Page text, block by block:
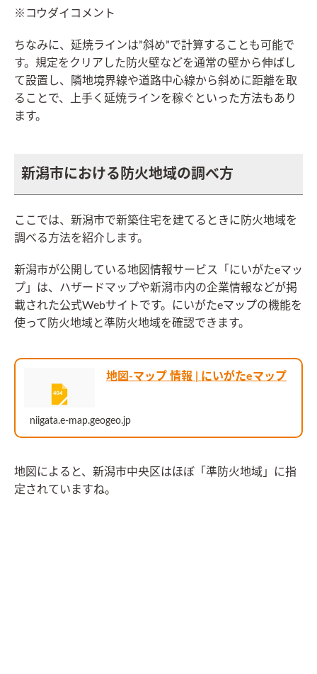
※コウダイコメント
ちなみに、延焼ラインは”斜め”で計算することも可能で
す。規定をクリアした防火壁などを通常の壁から伸ばし
て設置し、隣地境界線や道路中心線から斜めに距離を取
ることで、上手く延焼ラインを稼ぐといった方法もあり
ます。
新潟市における防火地域の調べ方
ここでは、新潟市で新築住宅を建てるときに防火地域を
調べる方法を紹介します。
新潟市が公開している地図情報サービス「にいがたeマッ
プ」は、ハザードマップや新潟市内の企業情報などが掲
載された公式Webサイトです。にいがたeマップの機能を
使って防火地域と準防火地域を確認できます。
地図-マップ 情報 | にいがたeマップ
niigata.e-map.geogeo.jp
地図によると、新潟市中央区はほぼ「準防火地域」に指
定されていますね。